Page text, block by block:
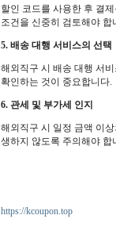
할인 코드를 사용한 후 결
조건을 신중히 검토해야 합
5. 배송 대행 서비스의 선택
해외직구 시 배송 대행 서
확인하는 것이 중요합니다.
6. 관세 및 부가세 인지
해외직구 시 일정 금액 이
생하지 않도록 주의해야 합
https://kcoupon.top